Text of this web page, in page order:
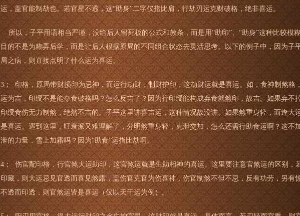
运，盖官能制劫也。若官星不透，这“助身”二字仅指比肩，行劫刃运克财破格，绝非喜运。
所以，子平用语相当严谨，没给后人留死板的公式和教条，而是用“助印”、“助身”这种比较模糊
目的不是为糊弄后学，而是让后人根据原局的不同组合状态去灵活思考。以下的例子中，因为子
局之病，则直接点明了什么运为喜运。
3； 印格，原局带财损印为忌神，而运行劫财，制财护印，这劫财运就是喜运。如，食神制煞格
运为吉，印绶不是能夺食破格吗？怎么反吉了？因为行印绶能构成弃食就煞印，故吉。如果弃不
印绶食伤无力制煞，绝然不吉的。子平这里讲喜吉运，这种情况故没讲。如果煞重身轻，而逢大
是喜运。遇到这里，旺衰派又难理解了，分明煞重身轻，克泄交加，怎么还需行助食运啊？这不
泄的力量，雪上加霜吗？因为“助食”运指比劫啊。
4； 伤官配印格，行官煞大运助印，这官煞运就是生助相神的喜运。这里要注意官煞运的区别，
印藏，则大运忌见官透而喜见煞露，盖伤官克官为伤喜神，伤官制煞不但不忌，反有功劳，另有
不透而印透，则官煞运皆是喜运（仅以天干运为例）。